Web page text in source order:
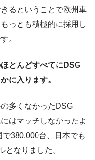
るということで欧州車
っとも積極的に採用し
。
とんどすべてにDSG
に入ります。
多くなかったDSG
はマッチしなかったよ
380,000台、日本でも
となりました。